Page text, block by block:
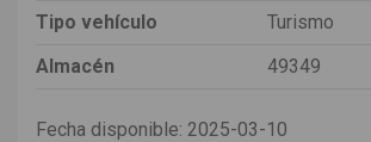
Tipo vehículo
Turismo
Almacén
49349
Fecha disponible: 2025-03-10